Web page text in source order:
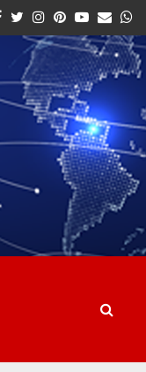
Facebook
Twitter
Instagram
Pinterest
Youtube
Email